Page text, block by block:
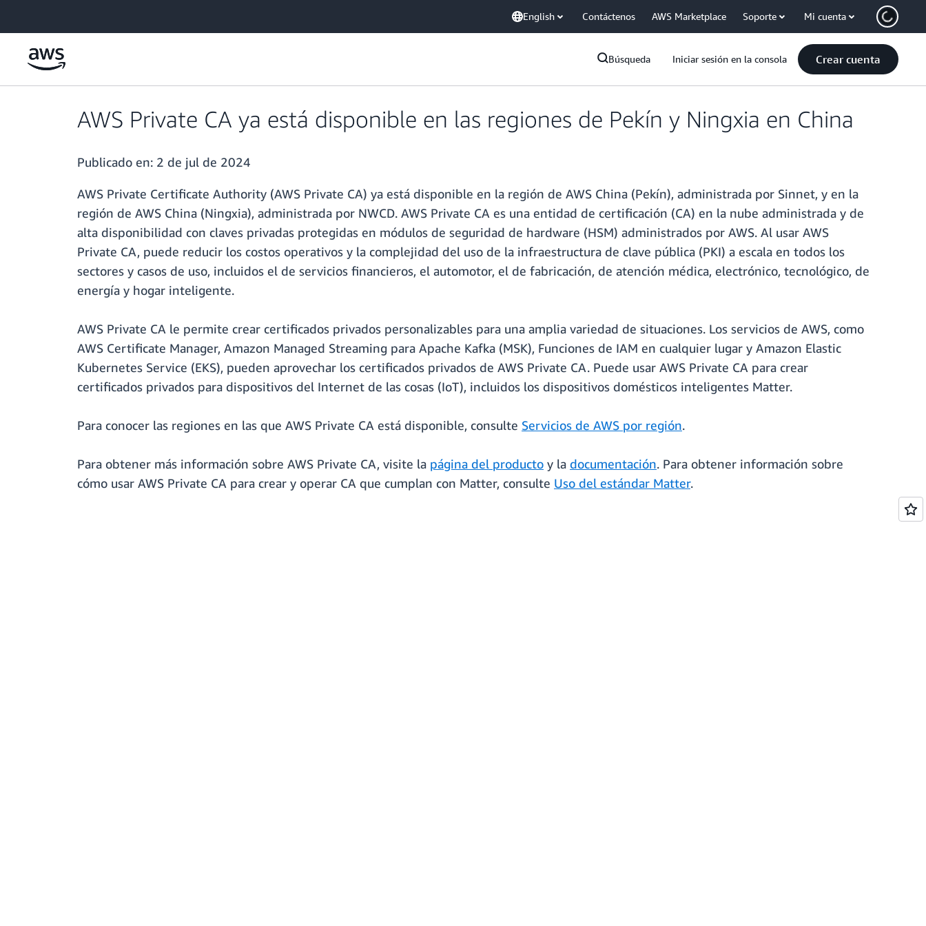
English Contáctenos AWS Marketplace Soporte Mi cuenta
Búsqueda Iniciar sesión en la consola Crear cuenta
AWS Private CA ya está disponible en las regiones de Pekín y Ningxia en China
Publicado en: 2 de jul de 2024
AWS Private Certificate Authority (AWS Private CA) ya está disponible en la región de AWS China (Pekín), administrada por Sinnet, y en la
región de AWS China (Ningxia), administrada por NWCD. AWS Private CA es una entidad de certificación (CA) en la nube administrada y de
alta disponibilidad con claves privadas protegidas en módulos de seguridad de hardware (HSM) administrados por AWS. Al usar AWS
Private CA, puede reducir los costos operativos y la complejidad del uso de la infraestructura de clave pública (PKI) a escala en todos los
sectores y casos de uso, incluidos el de servicios financieros, el automotor, el de fabricación, de atención médica, electrónico, tecnológico, de
energía y hogar inteligente.
AWS Private CA le permite crear certificados privados personalizables para una amplia variedad de situaciones. Los servicios de AWS, como
AWS Certificate Manager, Amazon Managed Streaming para Apache Kafka (MSK), Funciones de IAM en cualquier lugar y Amazon Elastic
Kubernetes Service (EKS), pueden aprovechar los certificados privados de AWS Private CA. Puede usar AWS Private CA para crear
certificados privados para dispositivos del Internet de las cosas (IoT), incluidos los dispositivos domésticos inteligentes Matter.
Para conocer las regiones en las que AWS Private CA está disponible, consulte Servicios de AWS por región.
Para obtener más información sobre AWS Private CA, visite la página del producto y la documentación. Para obtener información sobre
cómo usar AWS Private CA para crear y operar CA que cumplan con Matter, consulte Uso del estándar Matter.